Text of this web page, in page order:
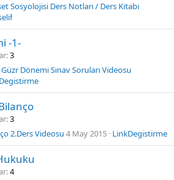
Sosyolojisi Ders Notları / Ders Kitabı
-1-
3
Dönemi Sınav Soruları Videosu
3
2.Ders Videosu 4 May 2015 LinkDegistirme
4